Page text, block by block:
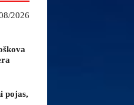
2026
pojas,